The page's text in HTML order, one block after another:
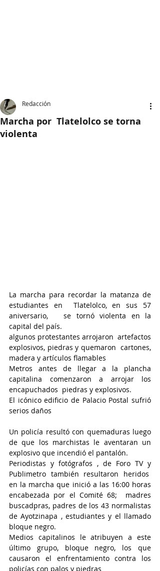
Marcha por Tlatelolco se torna
violenta
Redacción
La marcha para recordar la matanza de
estudiantes en  Tlatelolco, en sus 57
aniversario,   se tornó violenta en la
capital del país.
algunos protestantes arrojaron  artefactos
explosivos, piedras y quemaron  cartones,
madera y artículos flamables
Metros antes de llegar a la plancha
capitalina comenzaron a arrojar los
encapuchados  piedras y explosivos.
El icónico edificio de Palacio Postal sufrió
serios daños
Un policía resultó con quemaduras luego
de que los marchistas le aventaran un
explosivo que incendió el pantalón.
Periodistas y fotógrafos , de Foro TV y
Publimetro también resultaron heridos
en la marcha que inició a las 16:00 horas
encabezada por el Comité 68;  madres
buscadpras, padres de los 43 normalistas
de Ayotzinapa , estudiantes y el llamado
bloque negro.
Medios capitalinos le atribuyen a este
último grupo, bloque negro, los que
causaron el enfrentamiento contra los
policías con palos y piedras